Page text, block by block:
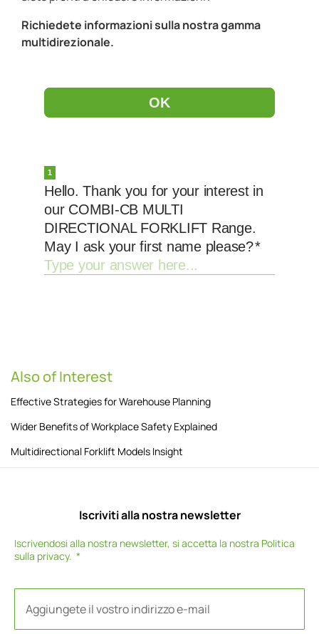
Richiedete informazioni sulla nostra gamma
multidirezionale.
Also of Interest
Effective Strategies for Warehouse Planning
Wider Benefits of Workplace Safety Explained
Multidirectional Forklift Models Insight
Iscriviti alla nostra newsletter
Iscrivendosi alla nostra newsletter, si accetta la nostra Politica
sulla privacy.